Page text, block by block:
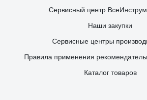
Сервисный центр
Наши закупки
Сервисные центры
Правила применения
Каталог товаров